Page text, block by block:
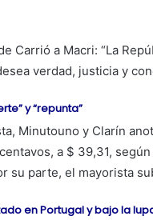
Carrió a Macri: “La
verdad, justicia y
y “repunta”
Minutouno y Clarín
a $ 39,31,
su parte, el mayorista
en Portugal y bajo la